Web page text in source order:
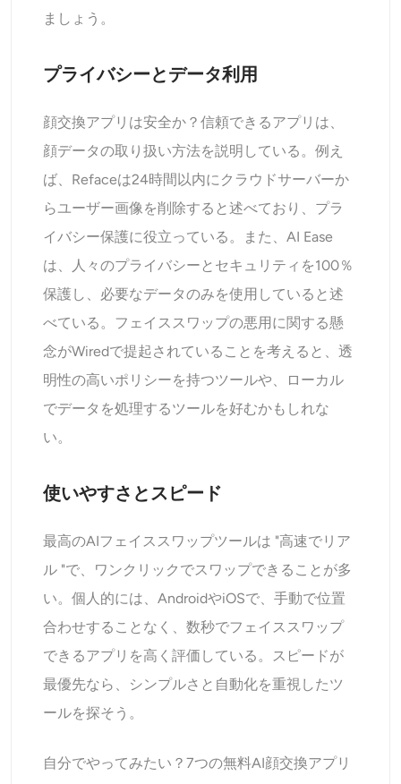
ましょう。
プライバシーとデータ利用
顔交換アプリは安全か？信頼できるアプリは、
顔データの取り扱い方法を説明している。例え
ば、Refaceは24時間以内にクラウドサーバーか
らユーザー画像を削除すると述べており、プラ
イバシー保護に役立っている。また、AI Ease
は、人々のプライバシーとセキュリティを100％
保護し、必要なデータのみを使用していると述
べている。フェイススワップの悪用に関する懸
念がWiredで提起されていることを考えると、透
明性の高いポリシーを持つツールや、ローカル
でデータを処理するツールを好むかもしれな
い。
使いやすさとスピード
最高のAIフェイススワップツールは "高速でリア
ル "で、ワンクリックでスワップできることが多
い。個人的には、AndroidやiOSで、手動で位置
合わせすることなく、数秒でフェイススワップ
できるアプリを高く評価している。スピードが
最優先なら、シンプルさと自動化を重視したツ
ールを探そう。
自分でやってみたい？7つの無料AI顔交換アプリ